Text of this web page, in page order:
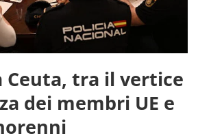
Ceuta, tra il vertice
dei membri UE e